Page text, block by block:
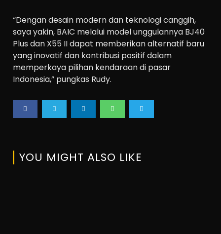
“Dengan desain modern dan teknologi canggih,
saya yakin, BAIC melalui model unggulannya BJ40
Plus dan X55 II dapat memberikan alternatif baru
yang inovatif dan kontribusi positif dalam
memperkaya pilihan kendaraan di pasar
Indonesia,” pungkas Rudy.
YOU MIGHT ALSO LIKE